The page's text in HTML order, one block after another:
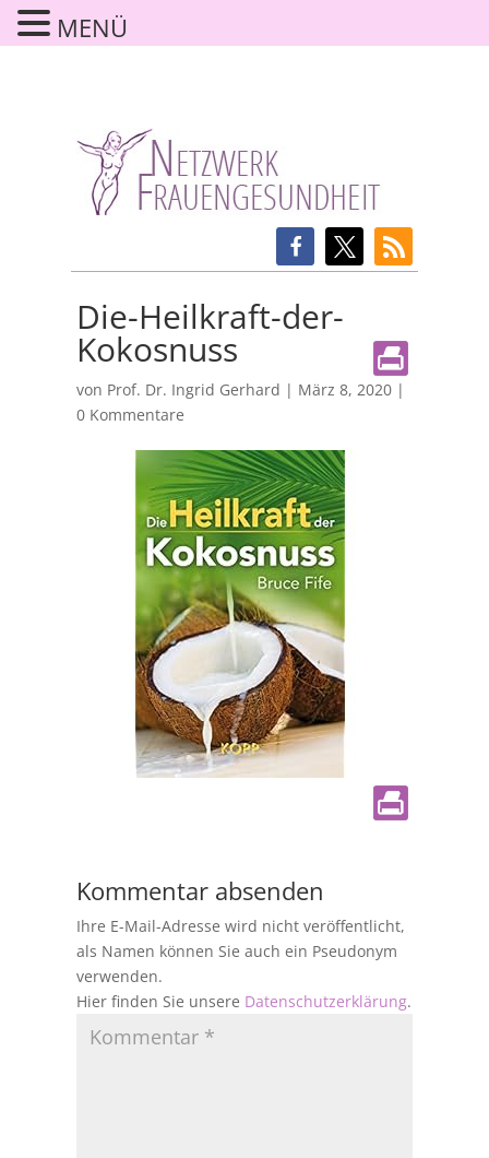
Die-Heilkraft-der-
Kokosnuss
von Prof. Dr. Ingrid Gerhard | März 8, 2020|
0 Kommentare
Kommentar absenden
Ihre E-Mail-Adresse wird nicht veröffentlicht,
als Namen können Sie auch ein Pseudonym
verwenden.
Hier finden Sie unsere Datenschutzerklärung.
MENÜ